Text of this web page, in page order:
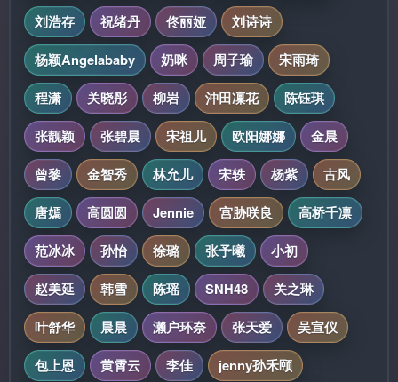
刘浩存
祝绪丹 佟丽娅
刘诗诗
杨颖Angelababy
奶咪 周子瑜
宋雨琦
程潇
关晓彤 柳岩 沖田凜花
陈钰琪
张靓颖
张碧晨 宋祖儿 欧阳娜娜
金晨
曾黎
金智秀 林允儿 宋轶 杨紫
古风
唐嫣
高圆圆 Jennie 宫胁咲良
高桥千凛
范冰冰
孙怡 徐璐 张予曦
小初
赵美延
韩雪 陈瑶 SNH48
关之琳
叶舒华
晨晨 濑户环奈 张天爱
吴宣仪
包上恩
黄霄云 李佳
jenny孙禾颐